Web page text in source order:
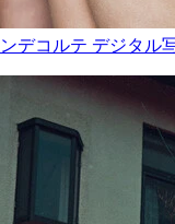
ンデコルテ デジタル